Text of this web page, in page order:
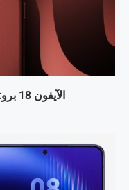
الآيفون 18 برو: لونٌ جديد يلوّن المستقبل.